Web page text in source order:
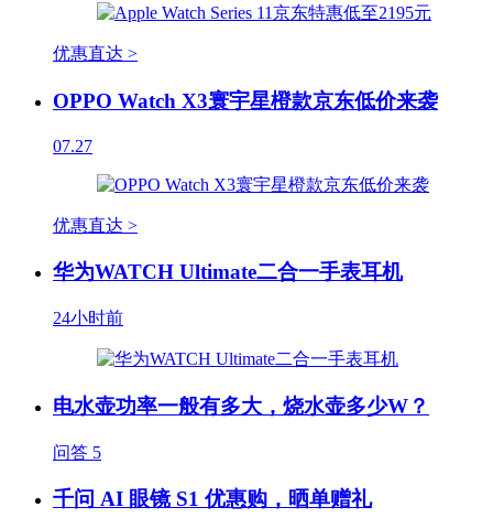
优惠直达 >
OPPO Watch X3寰宇星橙款京东低价来袭
07.27
优惠直达 >
华为WATCH Ultimate二合一手表耳机
24小时前
电水壶功率一般有多大，烧水壶多少W？
问答 5
千问 AI 眼镜 S1 优惠购，晒单赠礼